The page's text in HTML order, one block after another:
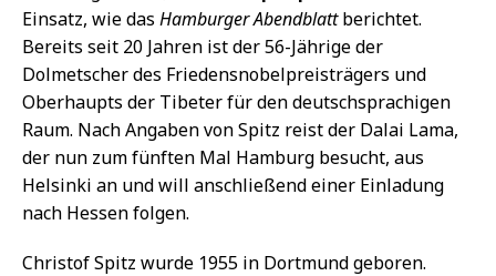
Einsatz, wie das Hamburger Abendblattberichtet.
Bereits seit 20 Jahren ist der 56-Jährige der
Dolmetscher des Friedensnobelpreisträgers und
Oberhaupts der Tibeter für den deutschsprachigen
Raum. Nach Angaben von Spitz reist der Dalai Lama,
der nun zum fünften Mal Hamburg besucht, aus
Helsinki an und will anschließend einer Einladung
nach Hessen folgen.
Christof Spitz wurde 1955 in Dortmund geboren.